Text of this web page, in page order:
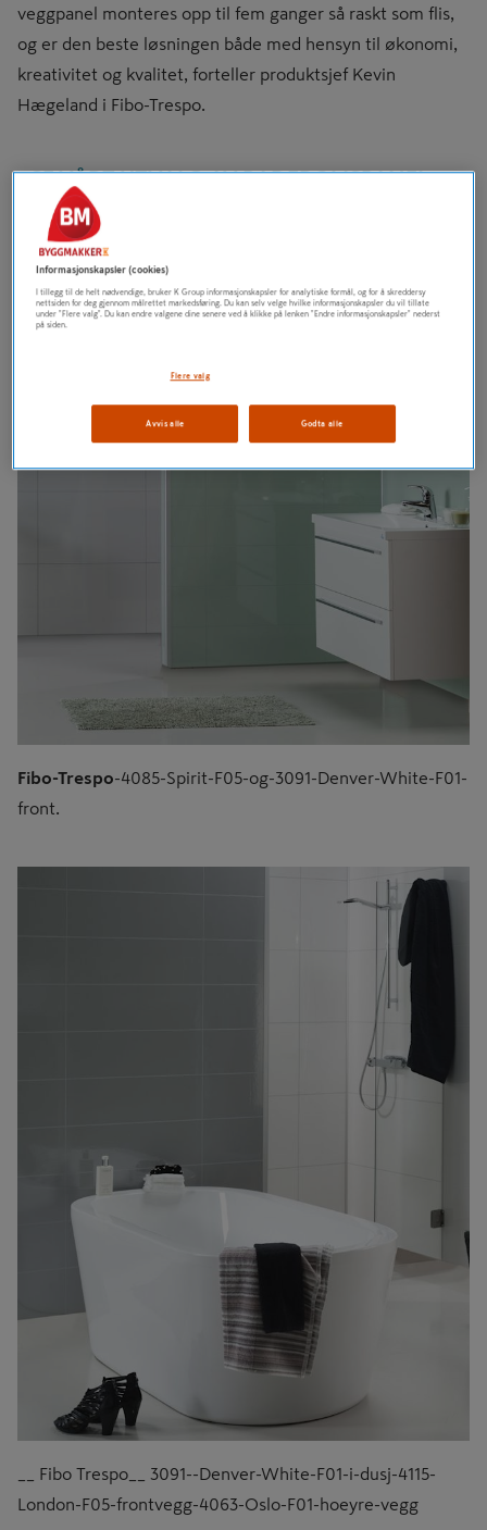
veggpanel monteres opp til fem ganger så raskt som flis,
og er den beste løsningen både med hensyn til økonomi,
kreativitet og kvalitet, forteller produktsjef Kevin
Hægeland i Fibo-Trespo.
>SE VÅRT UTVALG AV BADEROMSPANEL
Fibo-Trespo-4085-Spirit-F05-og-3091-Denver-White-F01-
front.
__ Fibo Trespo__ 3091--Denver-White-F01-i-dusj-4115-
London-F05-frontvegg-4063-Oslo-F01-hoeyre-vegg
Informasjonskapsler (cookies)
I tillegg til de helt nødvendige, bruker K Group informasjonskapsler for analytiske formål, og for å skreddersy
nettsiden for deg gjennom målrettet markedsføring. Du kan selv velge hvilke informasjonskapsler du vil tillate
under "Flere valg". Du kan endre valgene dine senere ved å klikke på lenken "Endre informasjonskapsler" nederst
på siden.
Flere valg
Avvis alle Godta alle